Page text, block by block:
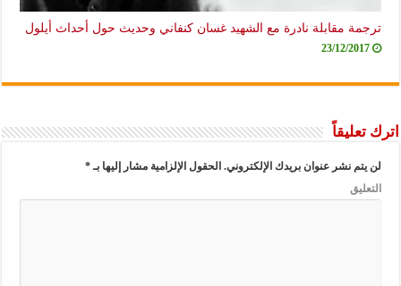
ترجمة مقابلة نادرة مع الشهيد غسان كنفاني وحديث حول أحداث أيلول
23/12/2017
اترك تعليقاً
لن يتم نشر عنوان بريدك الإلكتروني. الحقول الإلزامية مشار إليها بـ*
التعليق